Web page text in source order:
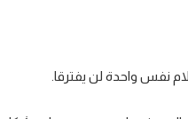
نفس واحدة لن يفترقا.